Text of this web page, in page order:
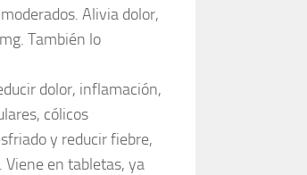
Alivia dolor,
También lo
dolor, inflamación,
cólicos
y reducir fiebre,
Viene en tabletas, ya